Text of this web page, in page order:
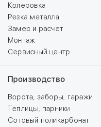
Колеровка
Резка металла
Замер и расчет
Монтаж
Сервисный центр
Производство
Ворота, заборы, гаражи
Теплицы, парники
Сотовый поликарбонат